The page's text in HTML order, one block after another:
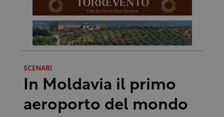
SCENARI
In Moldavia il primo
aeroporto del mondo